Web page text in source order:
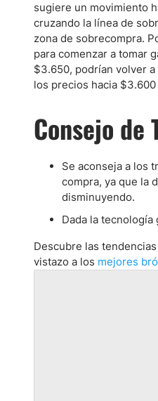
sugiere un movimiento
cruzando la línea de
zona de sobrecompra.
para comenzar a tomar
$3.650, podrían volver
los precios hacia
Consejo de
Se aconseja a los
compra, ya que la
disminuyendo.
Dada la
Descubre las
vistazo a los mejores